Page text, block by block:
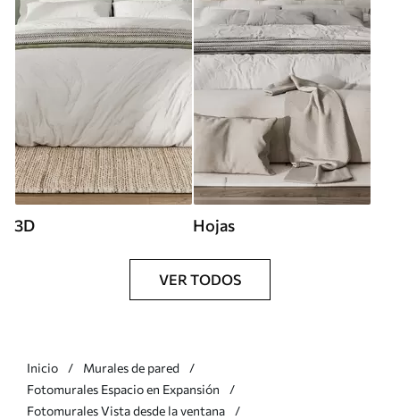
3D Hojas
VER TODOS
Inicio
Murales de pared
Fotomurales Espacio en Expansión
Fotomurales Vista desde la ventana